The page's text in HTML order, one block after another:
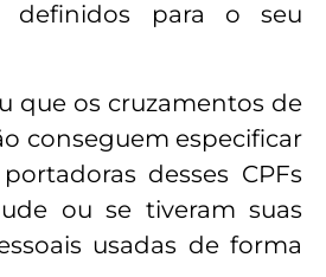
definidos para o seu
que os cruzamentos de
conseguem especificar
desses CPFs
ou se tiveram suas
usadas de forma